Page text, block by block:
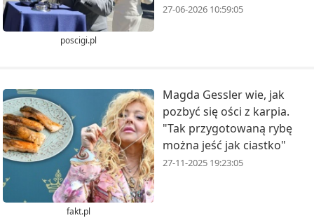
poscigi.pl
27-06-2026 10:59:05
fakt.pl
Magda Gessler wie, jak
pozbyć się ości z karpia.
"Tak przygotowaną rybę
można jeść jak ciastko"
27-11-2025 19:23:05